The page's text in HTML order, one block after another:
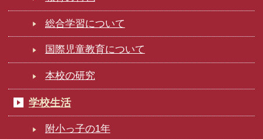
総合学習について
国際児童教育について
本校の研究
学校生活
附小っ子の1年